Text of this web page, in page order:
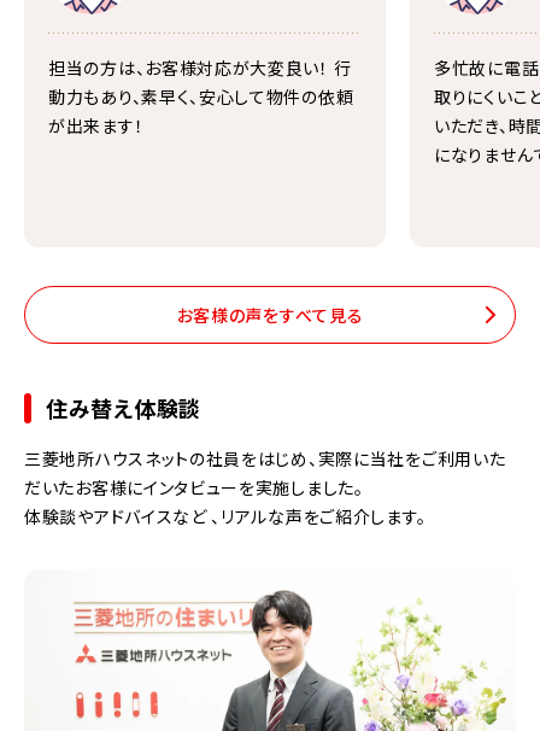
担当の方は、お客様対応が大変良い！ 行
動力もあり、素早く、安心して物件の依頼
が出来ます！
多忙故に電
取りにくいこ
いただき、時
になりません
お客様の声をすべて見る
住み替え体験談
三菱地所ハウスネットの社員をはじめ、実際に当社をご利用いた
だいたお客様にインタビューを実施しました。
体験談やアドバイスなど 、リアルな声をご紹介します。